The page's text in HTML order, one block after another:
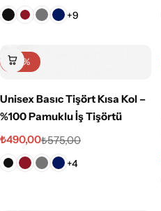
+9
-15%
Unisex Basıc Tişört Kısa Kol –
%100 Pamuklu İş Tişörtü
₺575,00
₺490,00
+4